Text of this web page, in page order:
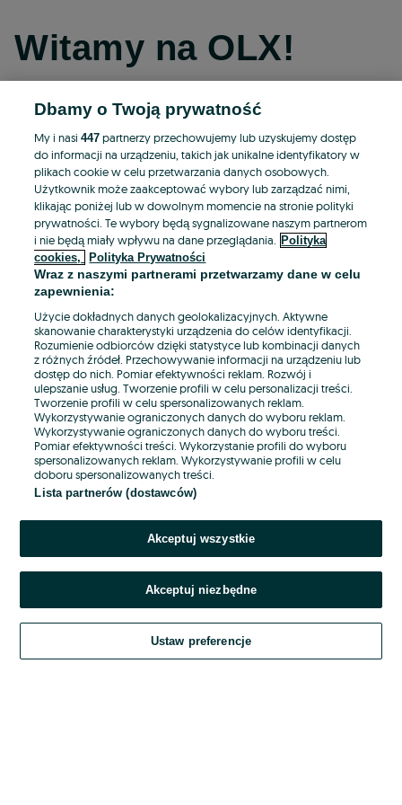
Witamy na OLX!
Kontynuuj przez Facebooka
Kontynuuj przez konto Apple
Kontynuuj przez konto Google
LUB
E-mail
Hasło
Nie pamiętasz hasła?
Zaloguj się
Kontynuując za pośrednictwem jednego z dostawców wskazanych powyżej,
Regulamin serwisu OLX.pl w jego aktualnym brzmieniu.
Dbamy o Twoją prywatność
My i nasi447 partnerzy przechowujemy lub uzyskujemy dostęp
do informacji na urządzeniu, takich jak unikalne identyfikatory w
plikach cookie w celu przetwarzania danych osobowych.
Użytkownik może zaakceptować wybory lub zarządzać nimi,
klikając poniżej lub w dowolnym momencie na stronie polityki
prywatności. Te wybory będą sygnalizowane naszym partnerom
i nie będą miały wpływu na dane przeglądania.
Polityka
cookies,
Polityka Prywatności
Wraz z naszymi partnerami przetwarzamy dane w celu
zapewnienia:
Użycie dokładnych danych geolokalizacyjnych. Aktywne
skanowanie charakterystyki urządzenia do celów identyfikacji.
Rozumienie odbiorców dzięki statystyce lub kombinacji danych
z różnych źródeł. Przechowywanie informacji na urządzeniu lub
dostęp do nich. Pomiar efektywności reklam. Rozwój i
ulepszanie usług. Tworzenie profili w celu personalizacji treści.
Tworzenie profili w celu spersonalizowanych reklam.
Wykorzystywanie ograniczonych danych do wyboru reklam.
Wykorzystywanie ograniczonych danych do wyboru treści.
Pomiar efektywności treści. Wykorzystanie profili do wyboru
spersonalizowanych reklam. Wykorzystywanie profili w celu
doboru spersonalizowanych treści.
Lista partnerów (dostawców)
Akceptuj wszystkie
Akceptuj niezbędne
Ustaw preferencje